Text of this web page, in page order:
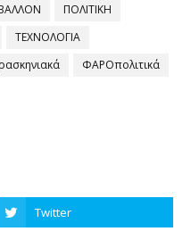
ΠΟΛΙΤΙΚΗ
ΤΕΧΝΟΛΟΓΙΑ
ΦΑΡΟπολιτικά